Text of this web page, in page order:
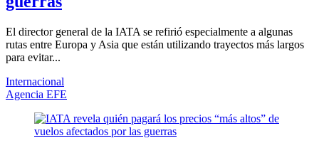
El director general de la IATA se refirió especialmente a algunas
rutas entre Europa y Asia que están utilizando trayectos más largos
para evitar...
Internacional
Agencia EFE